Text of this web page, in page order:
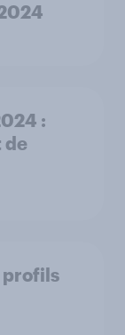
:
de
profils